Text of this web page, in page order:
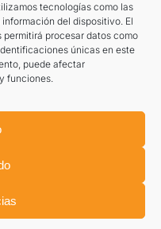
tecnologías como las
del dispositivo. El
procesar datos como
únicas en este
puede afectar
funciones.
política de privacidad